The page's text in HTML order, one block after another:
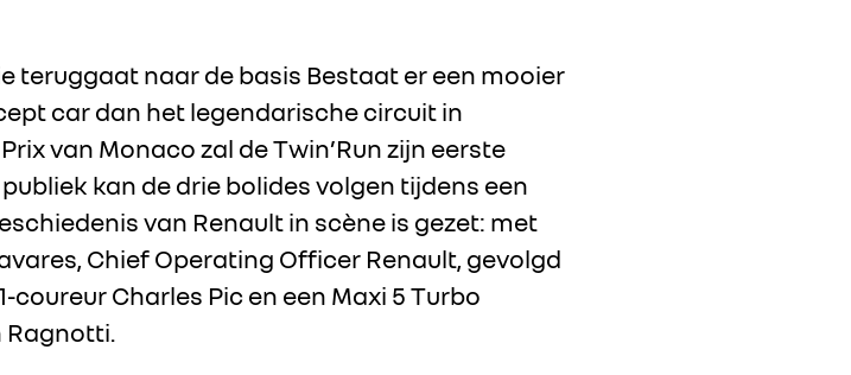
teruggaat naar de basis Bestaat er een mooier
car dan het legendarische circuit in
van Monaco zal de Twin’Run zijn eerste
kan de drie bolides volgen tijdens een
van Renault in scène is gezet: met
Chief Operating Officer Renault, gevolgd
Charles Pic en een Maxi 5 Turbo
Ragnotti.